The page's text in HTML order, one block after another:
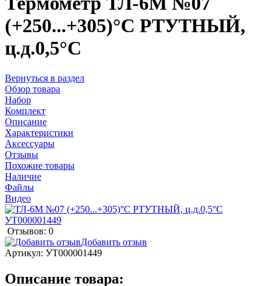
(+250...+305)°С РТУТНЫЙ,
ц.д.0,5°С
Вернуться в раздел
Обзор товара
Набор
Комплект
Описание
Характеристики
Аксессуары
Отзывы
Похожие товары
Наличие
Файлы
Видео
Отзывов: 0
Добавить отзыв
Артикул: УТ000001449
Описание товара: